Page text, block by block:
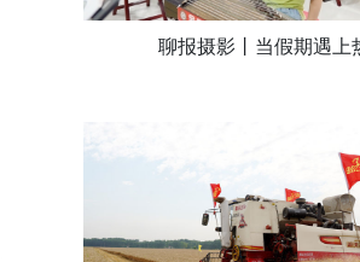
聊报摄影丨当假期遇上